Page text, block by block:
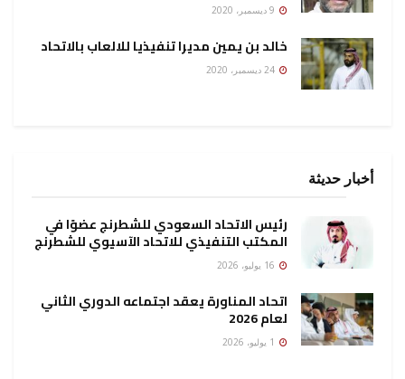
خالد بن يمين مديرا تنفيذيا للالعاب بالاتحاد
أخبار حديثة
رئيس الاتحاد السعودي للشطرنج عضوًا في
المكتب التنفيذي للاتحاد الآسيوي للشطرنج
اتحاد المناورة يعقد اجتماعه الدوري الثاني
لعام 2026